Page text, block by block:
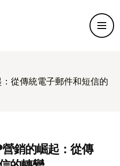
從傳統電子郵件和短信的
的崛起：從傳